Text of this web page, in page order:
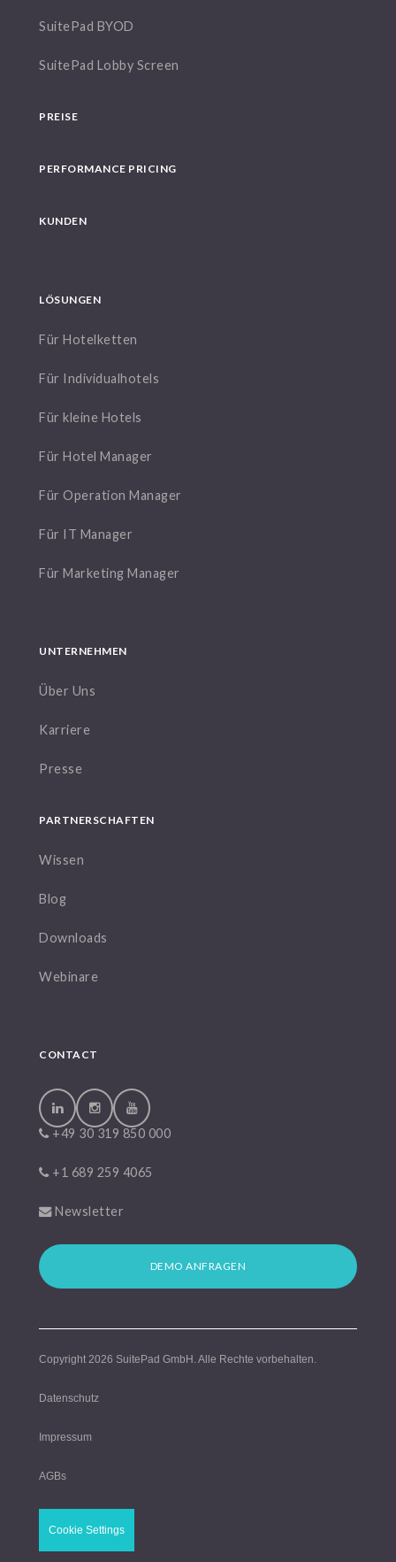
SuitePad BYOD
SuitePad Lobby Screen
PREISE
PERFORMANCE PRICING
KUNDEN
LÖSUNGEN
Für Hotelketten
Für Individualhotels
Für kleine Hotels
Für Hotel Manager
Für Operation Manager
Für IT Manager
Für Marketing Manager
UNTERNEHMEN
Über Uns
Karriere
Presse
PARTNERSCHAFTEN
Wissen
Blog
Downloads
Webinare
CONTACT
+49 30 319 850 000
+1 689 259 4065
Newsletter
DEMO ANFRAGEN
Copyright 2026 SuitePad GmbH . Alle Rechte vorbehalten.
Datenschutz
Impressum
AGBs
Cookie Settings